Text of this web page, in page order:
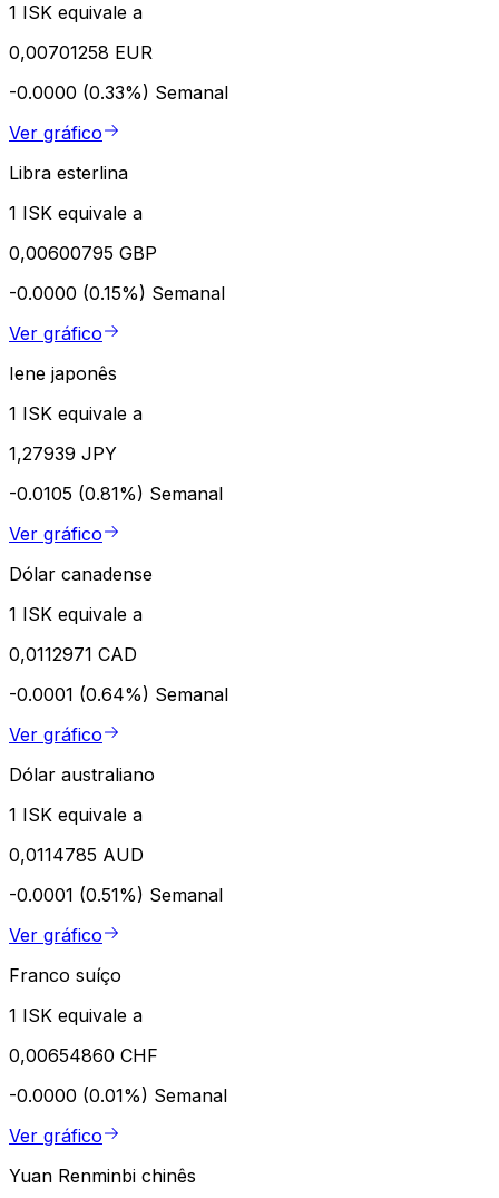
1 ISK equivale a
0,00701258 EUR
-0.0000 (0.33%) Semanal
Ver gráfico
Libra esterlina
1 ISK equivale a
0,00600795 GBP
-0.0000 (0.15%) Semanal
Ver gráfico
Iene japonês
1 ISK equivale a
1,27939 JPY
-0.0105 (0.81%) Semanal
Ver gráfico
Dólar canadense
1 ISK equivale a
0,0112971 CAD
-0.0001 (0.64%) Semanal
Ver gráfico
Dólar australiano
1 ISK equivale a
0,0114785 AUD
-0.0001 (0.51%) Semanal
Ver gráfico
Franco suíço
1 ISK equivale a
0,00654860 CHF
-0.0000 (0.01%) Semanal
Ver gráfico
Yuan Renminbi chinês